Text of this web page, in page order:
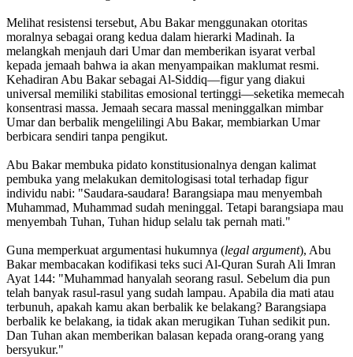
Melihat resistensi tersebut, Abu Bakar menggunakan otoritas
moralnya sebagai orang kedua dalam hierarki Madinah. Ia
melangkah menjauh dari Umar dan memberikan isyarat verbal
kepada jemaah bahwa ia akan menyampaikan maklumat resmi.
Kehadiran Abu Bakar sebagai Al-Siddiq—figur yang diakui
universal memiliki stabilitas emosional tertinggi—seketika memecah
konsentrasi massa. Jemaah secara massal meninggalkan mimbar
Umar dan berbalik mengelilingi Abu Bakar, membiarkan Umar
berbicara sendiri tanpa pengikut.
Abu Bakar membuka pidato konstitusionalnya dengan kalimat
pembuka yang melakukan demitologisasi total terhadap figur
individu nabi: "Saudara-saudara! Barangsiapa mau menyembah
Muhammad, Muhammad sudah meninggal. Tetapi barangsiapa mau
menyembah Tuhan, Tuhan hidup selalu tak pernah mati."
Guna memperkuat argumentasi hukumnya (legal argument), Abu
Bakar membacakan kodifikasi teks suci Al-Quran Surah Ali Imran
Ayat 144: "Muhammad hanyalah seorang rasul. Sebelum dia pun
telah banyak rasul-rasul yang sudah lampau. Apabila dia mati atau
terbunuh, apakah kamu akan berbalik ke belakang? Barangsiapa
berbalik ke belakang, ia tidak akan merugikan Tuhan sedikit pun.
Dan Tuhan akan memberikan balasan kepada orang-orang yang
bersyukur."